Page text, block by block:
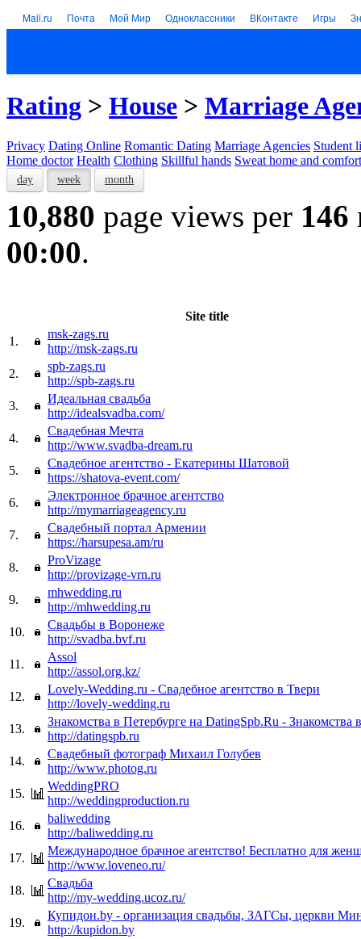
Mail.ru Почта Мой Мир Одноклассники ВКонтакте Игры
Rating > House > Marriage
Privacy Dating Online Romantic Dating Marriage Agencies Student
Home doctor Health Clothing Skillful hands Sweat home and comfort
day week month
10,880 page views per 146
00:00.
Site title
1.
msk-zags.ru
http://msk-zags.ru
2.
spb-zags.ru
http://spb-zags.ru
3.
Идеальная свадьба
http://idealsvadba.com/
4.
Свадебная Мечта
http://www.svadba-dream.ru
5.
Свадебное агентство - Екатерины Шатовой
https://shatova-event.com/
6.
Электронное брачное агентство
http://mymarriageagency.ru
7.
Свадебный портал Армении
https://harsupesa.am/ru
8.
ProVizage
http://provizage-vrn.ru
9.
mhwedding.ru
http://mhwedding.ru
10.
Свадьбы в Воронеже
http://svadba.bvf.ru
11.
Assol
http://assol.org.kz/
12.
Lovely-Wedding.ru - Свадебное агентство в Твери
http://lovely-wedding.ru
13.
Знакомства в Петербурге на DatingSpb.Ru - Знакомства
http://datingspb.ru
14.
Свадебный фотограф Михаил Голубев
http://www.photog.ru
15.
WeddingPRO
http://weddingproduction.ru
16.
baliwedding
http://baliwedding.ru
17.
Международное брачное агентство! Бесплатно для
http://www.loveneo.ru/
18.
Свадьба
http://my-wedding.ucoz.ru/
19.
Купидон.by - организация свадьбы, ЗАГСы, церкви
http://kupidon.by